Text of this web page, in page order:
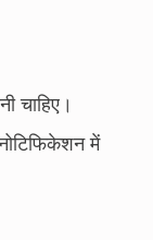
चाहिए।
में